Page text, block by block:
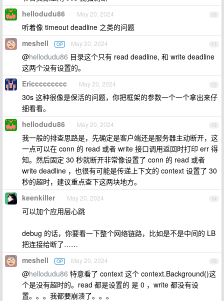
10
hellodudu86 May 20, 2024
听着像 timeout deadline 之类的问题
11
meshell OP May 20, 2024
@hellodudu86 目录这个只有 read deadline, 和 write deadline
这两个没有设置的。
12
Ericcccccccc May 20, 2024
30s 这种很像是保活的问题，你把框架的参数一个一个拿出来仔
细看看。
13
hellodudu86 May 20, 2024
我一般的排查思路是，先确定是客户端还是服务器主动断开，这
一点可以在 conn 的 read 或者 write 接口调用返回时打印 err 得
知。然后固定 30 秒就断开非常像设置了 conn 的 read 或者
write deadline ，也很有可能是传递上下文的 context 设置了 30
秒的超时，建议重点查下这两块地方。
14
keenkiller May 20, 2024
可以加个应用层心跳
debug 的话，你要看一下整个网络链路，比如是不是中间的 LB
把连接给断了……
15
meshell OP May 20, 2024
@hellodudu86 特意看了 context 这个 context.Background()这
个是没有超时的。read 都是设置的 是 0 ，write 都没有设
置。。。我都要崩溃了。。。